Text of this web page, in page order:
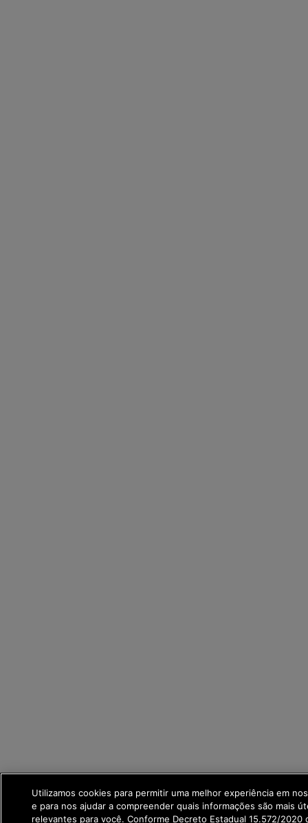
Utilizamos cookies para permitir uma melhor experiência em
e para nos ajudar a compreender quais informações são mais
relevantes para você. Conforme Decreto Estadual 15.572/2020